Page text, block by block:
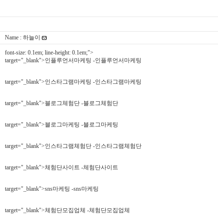
Name : 하늘이
font-size: 0.1em; line-height: 0.1em;">
target="_blank">인플루언서마케팅 -인플루언서마케팅
target="_blank">인스타그램마케팅 -인스타그램마케팅
target="_blank">블로그체험단 -블로그체험단
target="_blank">블로그마케팅 -블로그마케팅
target="_blank">인스타그램체험단 -인스타그램체험단
target="_blank">체험단사이트 -체험단사이트
target="_blank">sns마케팅 -sns마케팅
target="_blank">체험단모집업체 -체험단모집업체